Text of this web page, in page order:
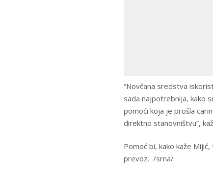
“Novčana sredstva
sada najpotrebnija, kako
pomoći koja je prošla
direktno stanovništvu”,
Pomoć bi, kako kaže
prevoz. /srna/